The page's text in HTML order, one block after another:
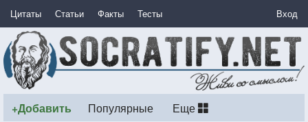
Цитаты Статьи Факты Тесты Вход
+Добавить Популярные Еще